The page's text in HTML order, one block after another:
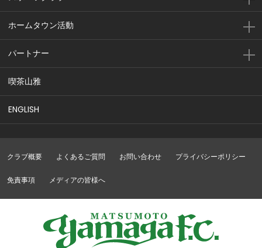
ホームタウン活動
パートナー
喫茶山雅
ENGLISH
クラブ概要 よくあるご質問 お問い合わせ プライバシーポリシー
免責事項 メディアの皆様へ